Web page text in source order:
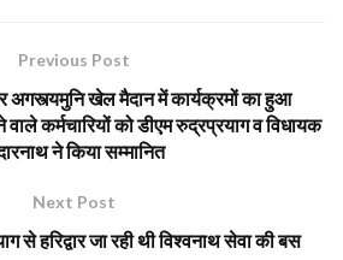
Previous Post
अगस्त्यमुनि खेल मैदान में कार्यक्रमों का हुआ
कर्मचारियों को डीएम रुद्रप्रयाग व विधायक
ने किया सम्मानित
Next Post
से हरिद्वार जा रही थी विश्वनाथ सेवा की बस